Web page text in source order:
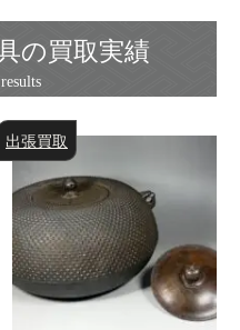
の買取実績
出張買取